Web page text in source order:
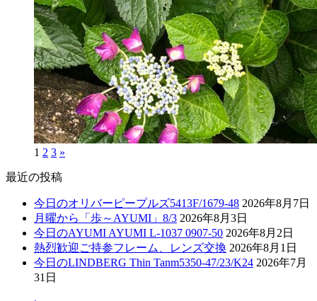
1 2 3 »
最近の投稿
今日のオリバーピープルズ5413F/1679-48 2026年8月7日
月曜から「歩～AYUMI」8/3 2026年8月3日
今日のAYUMI AYUMI L-1037 0907-50 2026年8月2日
熱烈歓迎ご持参フレーム、レンズ交換 2026年8月1日
今日のLINDBERG Thin Tanm5350-47/23/K24 2026年7月
31日